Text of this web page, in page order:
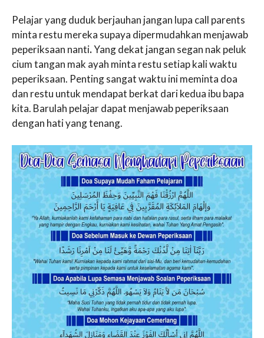
Pelajar yang duduk berjauhan jangan lupa call parents
minta restu mereka supaya dipermudahkan menjawab
peperiksaan nanti.Yang dekat jangan segan nak peluk
cium tangan mak ayah minta restu setiap kali waktu
peperiksaan. Penting sangat waktu ini meminta doa
dan restu untuk mendapat berkat dari kedua ibu bapa
kita. Barulah pelajar dapat menjawab peperiksaan
dengan hati yang tenang.